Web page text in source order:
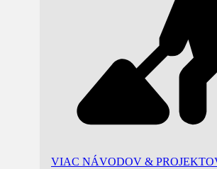
VIAC NÁVODOV &